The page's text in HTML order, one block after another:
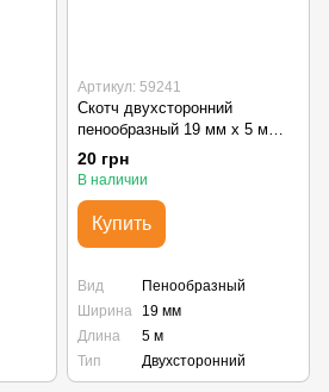
Артикул: 59241
Скотч двухсторонний
пенообразный 19 мм х 5 м
(для зеркал)
20 грн
В наличии
Купить
Вид
Пенообразный
Ширина
19 мм
Длина
5 м
Тип
Двухсторонний